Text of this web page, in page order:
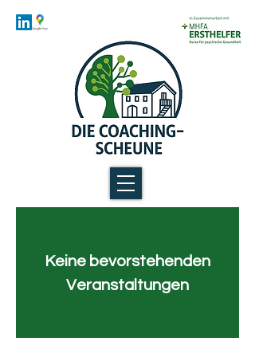
Keine bevorstehenden
Veranstaltungen